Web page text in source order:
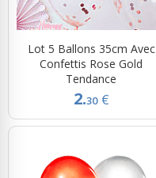
Lot 5 Ballons 35cm Avec
Confettis Rose Gold
Tendance
2.30 €